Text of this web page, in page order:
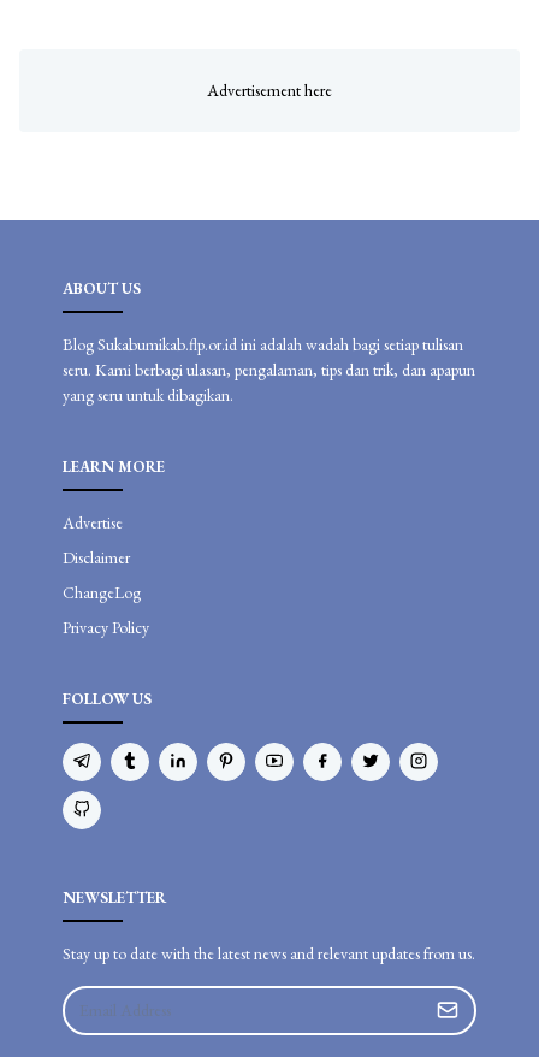
ABOUT US
Blog Sukabumikab.flp.or.id ini adalah wadah bagi setiap tulisan
seru. Kami berbagi ulasan, pengalaman, tips dan trik, dan apapun
yang seru untuk dibagikan.
LEARN MORE
Advertise
Disclaimer
ChangeLog
Privacy Policy
FOLLOW US
NEWSLETTER
Stay up to date with the latest news and relevant updates from us.